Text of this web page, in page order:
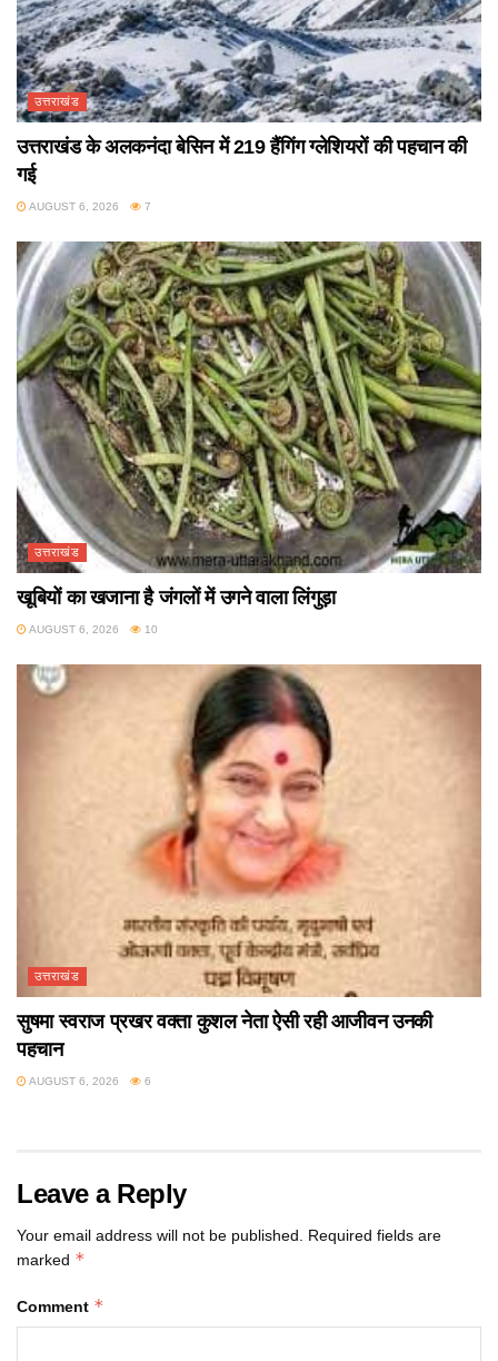
उत्तराखंड
उत्तराखंड के अलकनंदा बेसिन में 219 हैंगिंग ग्लेशियरों की पहचान की
गई
AUGUST 6, 2026 7
उत्तराखंड
खूबियों का खजाना है जंगलों में उगने वाला लिंगुड़ा
AUGUST 6, 2026 10
उत्तराखंड
सुषमा स्वराज प्रखर वक्ता कुशल नेता ऐसी रही आजीवन उनकी
पहचान
AUGUST 6, 2026 6
Leave a Reply
Your email address will not be published. Required fields are
marked *
Comment *